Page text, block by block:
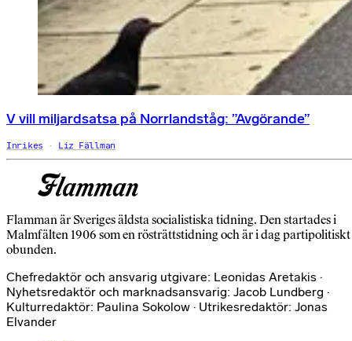
V vill miljardsatsa på Norrlandståg: ”Avgörande”
Inrikes Liz Fällman
Flamman är Sveriges äldsta socialistiska tidning. Den startades i
Malmfälten 1906 som en rösträttstidning och är i dag partipolitiskt
obunden.
Chefredaktör och ansvarig utgivare: Leonidas Aretakis ·
Nyhetsredaktör och marknadsansvarig: Jacob Lundberg ·
Kulturredaktör: Paulina Sokolow · Utrikesredaktör: Jonas
Elvander